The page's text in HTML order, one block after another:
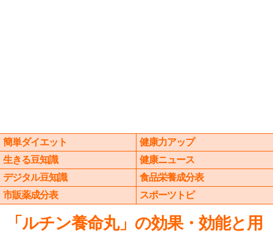
簡単ダイエット
健康力アップ
生きる豆知識
健康ニュース
デジタル豆知識
食品栄養成分表
市販薬成分表
スポーツトピ
「ルチン養命丸」の効果・効能と用